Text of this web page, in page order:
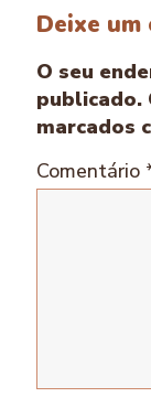
Deixe
O seu
publicado.
marcados
Comentário